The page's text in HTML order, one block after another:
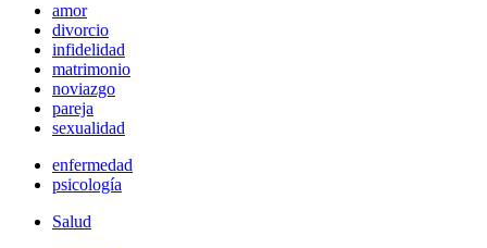
amor
divorcio
infidelidad
matrimonio
noviazgo
pareja
sexualidad
enfermedad
psicología
Salud